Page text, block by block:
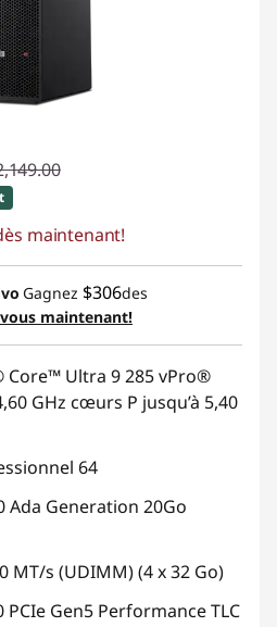
:-$1,943.84
units per order
maintenant!
Gagnez $306des
maintenant!
Core™ Ultra 9 285 vPro®
GHz cœurs P jusqu’à 5,40
64
Ada Generation 20Go
MT/s (UDIMM) (4 x 32 Go)
PCIe Gen5 Performance TLC